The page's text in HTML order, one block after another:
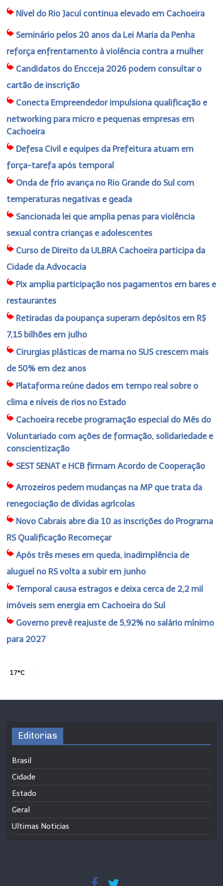
Nível do Rio Jacuí continua elevado em Cachoeira
Seminário pelos 20 anos da Lei Maria da Penha
reforça enfrentamento à violência contra a mulher
Candidatos do Encceja 2026 podem consultar o
cartão de inscrição
Conecta Empreendedor impulsiona qualificação e
networking para micro e pequenas empresas em
Cachoeira
Defesa Civil e equipes da Prefeitura atuam em
força-tarefa após temporal
Onda de frio avança no Rio Grande do Sul com
temperaturas negativas e geada
Sancionada lei que amplia penas para violência
sexual contra crianças e adolescentes
Curso de Direito da ULBRA Cachoeira participa da
Cidade da Advocacia
Pix amplia participação nos pagamentos em bares e
restaurantes
Retiradas da poupança superam depósitos em R$
7,15 bilhões em julho
Cirurgias plásticas de mama no SUS crescem mais
de 50% em dez anos
Plataforma reúne dados em tempo real sobre o
clima e níveis de rios no Estado
Cachoeira recebe programação especial do Mês do
Voluntariado com ações de formação, solidariedade e
conscientização
SEST SENAT e HCB firmam Acordo de Cooperação
Arrozeiros pedem mudanças na MP que trata da
renegociação de dívidas agrícolas
Novo Cabrais abre dia 10 as inscrições do Programa
RS Qualificação Recomeçar
Após três meses em queda, inadimplência de
aluguel no RS volta a subir em junho
Temporal causa estragos e deixa cerca de 2,2 mil
imóveis sem energia em Cachoeira do Sul
Governo prevê reajuste de 5,92% no salário mínimo
para 2027
17°C
Editorias
Brasil
Cidade
Estado
Geral
Ultimas Noticias